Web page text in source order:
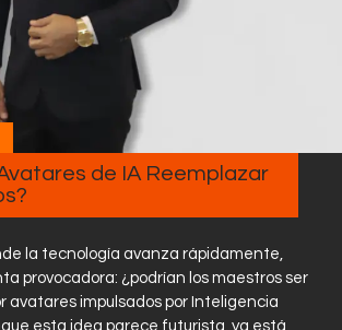
de IA Reemplazar
la tecnología avanza rápidamente,
provocadora: ¿podrían los maestros ser
avatares impulsados por Inteligencia
esta idea parece futurista, ya está